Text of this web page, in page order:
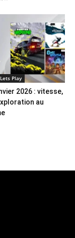
Play
2026 : vitesse,
au